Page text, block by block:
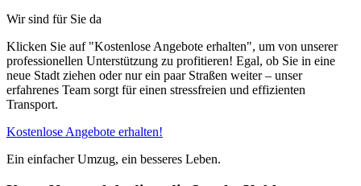
Wir sind für Sie da
Klicken Sie auf "Kostenlose Angebote erhalten", um von unserer
professionellen Unterstützung zu profitieren! Egal, ob Sie in eine
neue Stadt ziehen oder nur ein paar Straßen weiter – unser
erfahrenes Team sorgt für einen stressfreien und effizienten
Transport.
Kostenlose Angebote erhalten!
Ein einfacher Umzug, ein besseres Leben.